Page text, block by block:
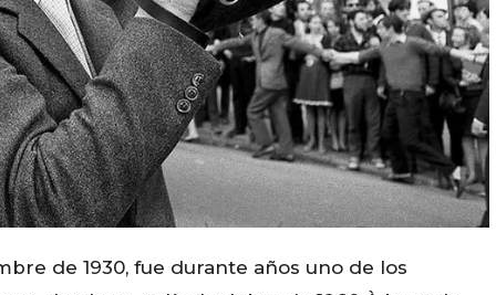
de 1930, fue durante años uno de los